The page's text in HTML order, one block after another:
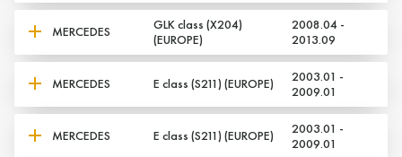
MERCEDES
GLK class (X204)
(EUROPE)
2008.04 -
2013.09
MERCEDES E class (S211) (EUROPE)
2003.01 -
2009.01
MERCEDES E class (S211) (EUROPE)
2003.01 -
2009.01